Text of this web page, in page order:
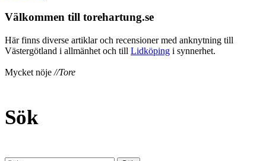
Välkommen till torehartung.se
Här finns diverse artiklar och recensioner med anknytning till
Västergötland i allmänhet och till Lidköping i synnerhet.
Mycket nöje //Tore
Sök